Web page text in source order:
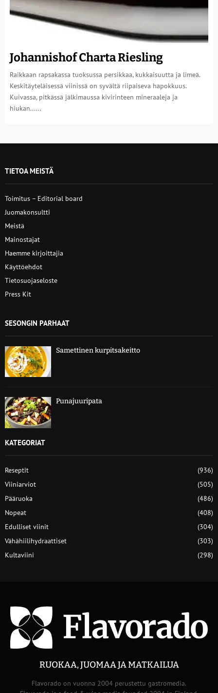
Johannishof Charta Riesling
Raikkaan rapsakassa tuoksussa persikkaa, kukkaisuutta ja limeä.
Keskitäyteläisessä viinissä on syvältä riipaiseva hapokkuus.
Kuivassa, pitkässä jälkimaussa kivirinteen mineraaleja ja
hiukan......
TIETOA MEISTÄ
Toimitus – Editorial board
Juomakonsultti
Meistä
Mainostajat
Haemme kirjoittajia
Käyttöehdot
Tietosuojaseloste
Press Kit
SESONGIN PARHAAT
Samettinen kurpitsakeitto
Punajuuripata
KATEGORIAT
Reseptit
(936)
Viiniarviot
(505)
Pääruoka
(486)
Nopeat
(408)
Edulliset viinit
(304)
Vähähiilihydraattiset
(303)
Kultaviini
(298)
RUOKAA, JUOMAA JA MATKAILUA
Flavorado on vuonna 2004 perustettu gastromedia.